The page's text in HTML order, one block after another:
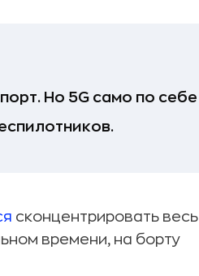
Но 5G само по себе
сконцентрировать весь
времени, на борту